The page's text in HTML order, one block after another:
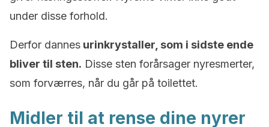
under disse forhold.
Derfor dannes urinkrystaller, som i sidste ende
bliver til sten. Disse sten forårsager nyresmerter,
som forværres, når du går på toilettet.
Midler til at rense dine nyrer